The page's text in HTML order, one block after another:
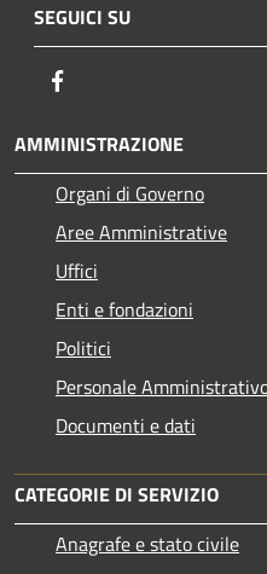
SEGUICI SU
AMMINISTRAZIONE
Organi di Governo
Aree Amministrative
Uffici
Enti e fondazioni
Politici
Personale
Documenti e dati
CATEGORIE DI SERVIZIO
Anagrafe e stato civile